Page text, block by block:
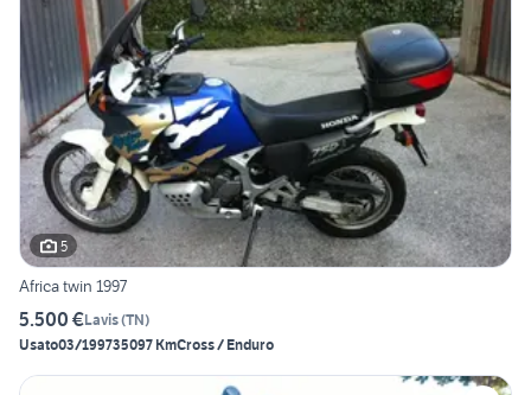
5
Africa twin 1997
5.500 €Lavis(TN)
Usato03/199735097 KmCross / Enduro